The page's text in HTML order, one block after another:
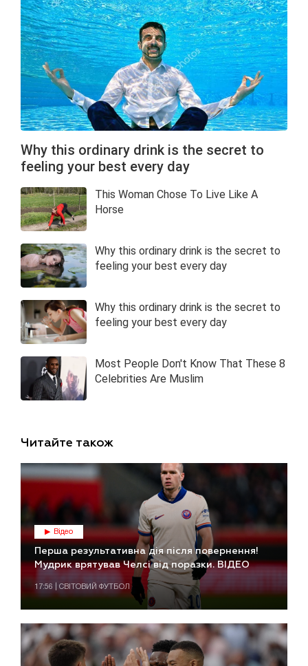
Читайте також
Відео
Перша результативна дія після повернення!
Мудрик врятував Челсі від поразки. ВІДЕО
17:56 | СВІТОВИЙ ФУТБОЛ